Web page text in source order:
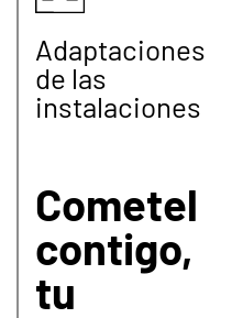
Adaptaciones
de las
instalaciones
Cometel
contigo,
tu